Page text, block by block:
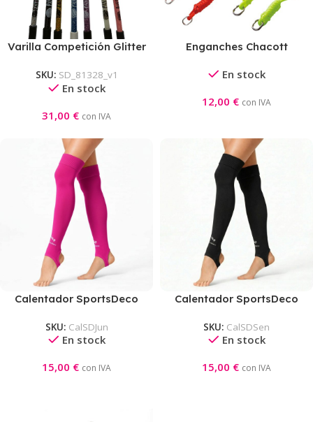
Varilla Competición Glitter
SKU: SD_81328_v1
En stock
31,00 € con IVA
Enganches Chacott
En stock
12,00 € con IVA
Calentador SportsDeco
SKU: CalSDJun
En stock
15,00 € con IVA
Calentador SportsDeco
SKU: CalSDSen
En stock
15,00 € con IVA